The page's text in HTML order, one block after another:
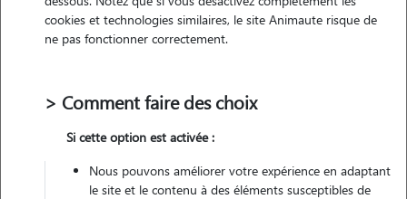
chez le Pet Sitter
3 animaux Maison
cookies et technologies similaires, le site Animaute risque de
ne pas fonctionner correctement.
> Comment faire des choix
Si cette option est activée :
Nous pouvons améliorer votre expérience en adaptant
le site et le contenu à des éléments susceptibles de